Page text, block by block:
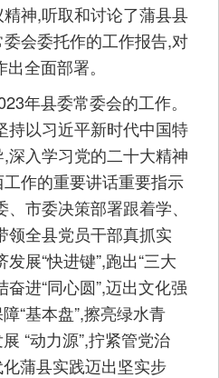
神,听取和讨论了蒲县县
会委托作的工作报告,对
全面部署。
年县委常委会的工作。
持以习近平新时代中国特
深入学习党的二十大精神
作的重要讲话重要指示
市委决策部署跟着学、
领全县党员干部真抓实
展“快进键”,跑出“三大
奋进“同心圆”,迈出文化强
“基本盘”,擦亮绿水青
“动力源”,拧紧管党治
蒲县实践迈出坚实步